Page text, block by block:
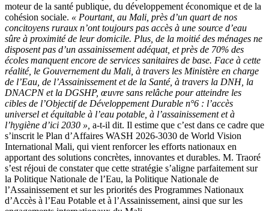
moteur de la santé publique, du développement économique et de la
cohésion sociale. « Pourtant, au Mali, près d’un quart de nos
concitoyens ruraux n’ont toujours pas accès à une source d’eau
sûre à proximité de leur domicile. Plus, de la moitié des ménages ne
disposent pas d’un assainissement adéquat, et près de 70% des
écoles manquent encore de services sanitaires de base. Face à cette
réalité, le Gouvernement du Mali, à travers les Ministère en charge
de l’Eau, de l’Assainissement et de la Santé, à travers la DNH, la
DNACPN et la DGSHP, œuvre sans relâche pour atteindre les
cibles de l’Objectif de Développement Durable n°6 : l’accès
universel et équitable à l’eau potable, à l’assainissement et à
l’hygiène d’ici 2030 », a-t-il dit. Il estime que c’est dans ce cadre que
s’inscrit le Plan d’Affaires WASH 2026-3030 de World Vision
International Mali, qui vient renforcer les efforts nationaux en
apportant des solutions concrètes, innovantes et durables. M. Traoré
s’est réjoui de constater que cette stratégie s’aligne parfaitement sur
la Politique Nationale de l’Eau, la Politique Nationale de
l’Assainissement et sur les priorités des Programmes Nationaux
d’Accès à l’Eau Potable et à l’Assainissement, ainsi que sur les